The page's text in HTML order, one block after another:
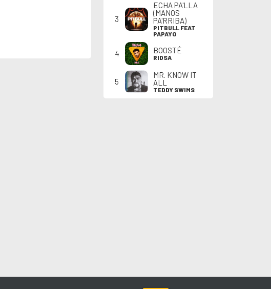
3
ECHA PA'LLA
(MANOS
PA'RRIBA)
PITBULL FEAT
PAPAYO
4 BOOSTÉ
RIDSA
5
MR. KNOW IT
ALL
TEDDY SWIMS